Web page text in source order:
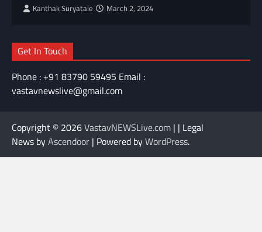
Kanthak Suryatale March 2, 2024
Get In Touch
Phone : +91 83790 59495 Email :
vastavnewslive@gmail.com
Copyright © 2026VastavNEWSLive.com | | Legal
News byAscendoor | Powered byWordPress.